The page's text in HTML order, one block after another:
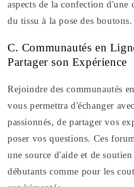
aspects de la confection d'une
du tissu à la pose des boutons.
C. Communautés en
Partager son Expérience
Rejoindre des communautés
vous permettra d'échanger
passionnés, de partager vos
poser vos questions. Ces
une source d'aide et de
débutants comme pour les